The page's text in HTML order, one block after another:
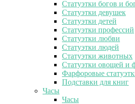
Статуэтки богов и
Статуэтки девушек
Статуэтки детей
Статуэтки профессий
Статуэтки любви
Статуэтки людей
Статуэтки животных
Статуэтки овощей и
Фарфоровые
Подставки для книг
Часы
Часы